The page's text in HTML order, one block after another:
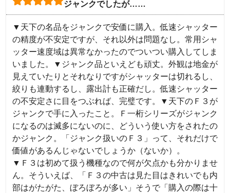
ジャンクでしたが……
▼天下の名品をジャンクで安価に購入。低速シャッター
の精度が不安定ですが、それ以外は問題なし。常用シャ
ッター速度域は異常なかったのでついつい購入してしま
いました。▼ジャンク品といえども頑丈。外観は地金が
見えていたりとそれなりですがシャッターは切れるし、
絞りも連動するし、露出計も正確だし。低速シャッター
の不安定さに目をつぶれば、完璧です。▼天下のＦ３が
ジャンクで手に入ったこと。Ｆ一桁シリーズがジャンク
になるのは滅多にないのに、どういう使い方をされたの
かジャンク。「ジャンク扱いのＦ３」って、それだけで
価値があるんじゃないでしょうか（ないか）。
▼Ｆ３は初めて扱う機種なので何が欠点かも分かりませ
ん。そういえば、「Ｆ３の中古は見た目はきれいでも内
部はがたがた、ぼろぼろが多い」そうで「購入の際は十